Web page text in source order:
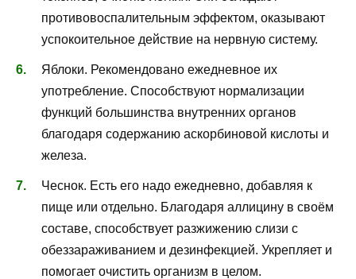
противовоспалительным эффектом, оказывают
успокоительное действие на нервную систему.
Яблоки. Рекомендовано ежедневное их
употребление. Способствуют нормализации
функций большинства внутренних органов
благодаря содержанию аскорбиновой кислоты и
железа.
Чеснок. Есть его надо ежедневно, добавляя к
пище или отдельно. Благодаря аллицину в своём
составе, способствует разжижению слизи с
обеззараживанием и дезинфекцией. Укрепляет и
помогает очистить организм в целом.